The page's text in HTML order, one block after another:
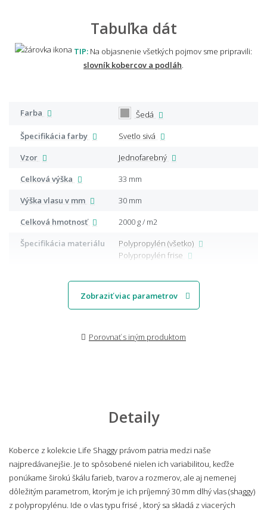
Tabuľka dát
TIP: Na objasnenie všetkých pojmov sme pripravili:
slovník kobercov a podláh
Farba
Šedá
Špecifikácia farby
Svetlo sivá
Vzor
Jednofarebný
Celková výška
33 mm
Výška vlasu v mm
30 mm
Celková hmotnosť
2000 g / m2
Špecifikácia materiálu
Polypropylén (všetko)
Polypropylén frise
Zobraziť viac parametrov
Porovnať s iným produktom
Detaily
Koberce z kolekcie Life Shaggy právom patria medzi naše
najpredávanejšie. Je to spôsobené nielen ich variabilitou, keďže
ponúkame širokú škálu farieb, tvarov a rozmerov, ale aj nemenej
dôležitým parametrom, ktorým je ich príjemný 30 mm dlhý vlas (shaggy)
z polypropylénu. Ide o vlas typu frisé , ktorý sa skladá z viacerých